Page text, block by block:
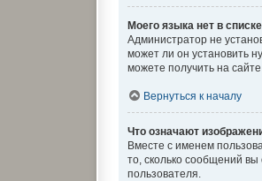
Моего языка нет в
Администратор не
может ли он установить
можете получить на
Вернуться к началу
Что означают
Вместе с именем
то, сколько сообщений
пользователя.